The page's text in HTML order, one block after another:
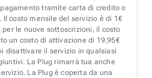
tramite carta di credito o
costo mensile del servizio è di 1€
le nuove sottoscrizioni, il costo
un costo di attivazione di 19,95€
disattivare il servizio in qualsiasi
La Plug rimarrà tua anche
La Plug è coperta da una